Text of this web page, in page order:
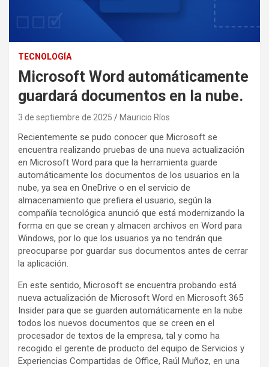
TECNOLOGÍA
Microsoft Word automáticamente
guardará documentos en la nube.
3 de septiembre de 2025 Mauricio Ríos
Recientemente se pudo conocer que Microsoft se
encuentra realizando pruebas de una nueva actualización
en Microsoft Word para que la herramienta guarde
automáticamente los documentos de los usuarios en la
nube, ya sea en OneDrive o en el servicio de
almacenamiento que prefiera el usuario, según la
compañía tecnológica anunció que está modernizando la
forma en que se crean y almacen archivos en Word para
Windows, por lo que los usuarios ya no tendrán que
preocuparse por guardar sus documentos antes de cerrar
la aplicación.
En este sentido, Microsoft se encuentra probando está
nueva actualización de Microsoft Word en Microsoft 365
Insider para que se guarden automáticamente en la nube
todos los nuevos documentos que se creen en el
procesador de textos de la empresa, tal y como ha
recogido el gerente de producto del equipo de Servicios y
Experiencias Compartidas de Office, Raúl Muñoz, en una